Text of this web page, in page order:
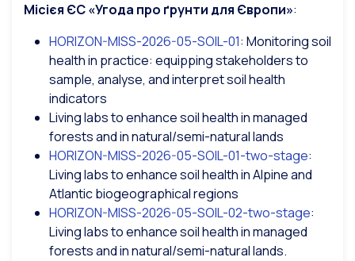
Місієя ЄС «Угода про ґрунти для Європи»:
HORIZON-MISS-2026-05-SOIL-01: Monitoring soil
health in practice: equipping stakeholders to
sample, analyse, and interpret soil health
indicators
Living labs to enhance soil health in managed
forests and in natural/semi-natural lands
HORIZON-MISS-2026-05-SOIL-01-two-stage:
Living labs to enhance soil health in Alpine and
Atlantic biogeographical regions
HORIZON-MISS-2026-05-SOIL-02-two-stage:
Living labs to enhance soil health in managed
forests and in natural/semi-natural lands.